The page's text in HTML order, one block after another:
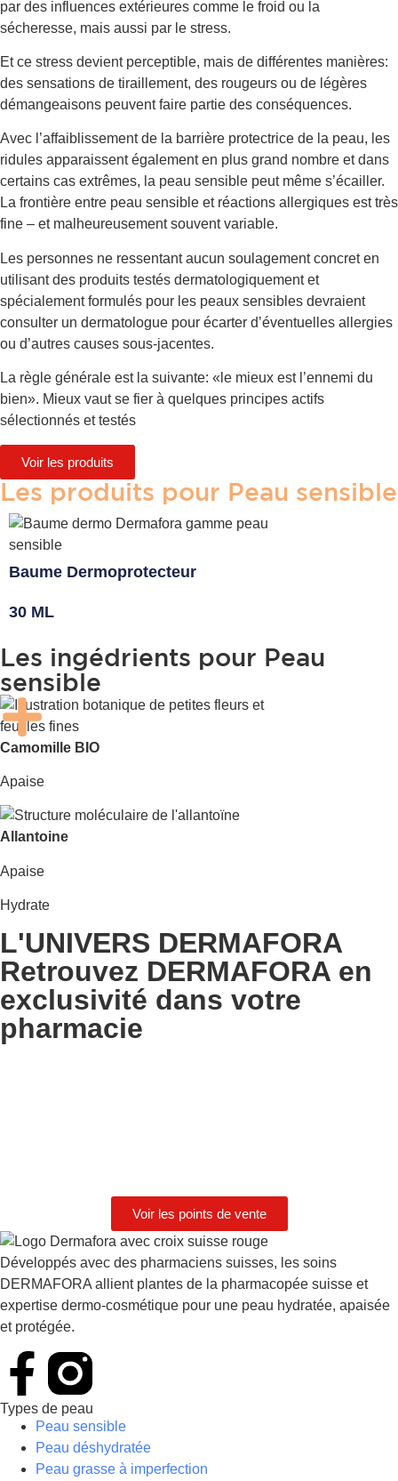
par des influences extérieures comme le froid ou la
sécheresse, mais aussi par le stress.
Et ce stress devient perceptible, mais de différentes manières:
des sensations de tiraillement, des rougeurs ou de légères
démangeaisons peuvent faire partie des conséquences.
Avec l’affaiblissement de la barrière protectrice de la peau, les
ridules apparaissent également en plus grand nombre et dans
certains cas extrêmes, la peau sensible peut même s’écailler.
La frontière entre peau sensible et réactions allergiques est très
fine – et malheureusement souvent variable.
Les personnes ne ressentant aucun soulagement concret en
utilisant des produits testés dermatologiquement et
spécialement formulés pour les peaux sensibles devraient
consulter un dermatologue pour écarter d’éventuelles allergies
ou d’autres causes sous-jacentes.
La règle générale est la suivante: «le mieux est l’ennemi du
bien». Mieux vaut se fier à quelques principes actifs
sélectionnés et testés
Voir les produits
Les produits pour Peau sensible
Baume Dermoprotecteur
30 ML
Les ingédrients pour Peau
sensible
Camomille BIO
Apaise
Allantoine
Apaise
Hydrate
L'UNIVERS DERMAFORA
Retrouvez DERMAFORA en
exclusivité dans votre
pharmacie
Voir les points de vente
Développés avec des pharmaciens suisses, les soins
DERMAFORA allient plantes de la pharmacopée suisse et
expertise dermo-cosmétique pour une peau hydratée, apaisée
et protégée.
Types de peau
Peau sensible
Peau déshydratée
Peau grasse à imperfection